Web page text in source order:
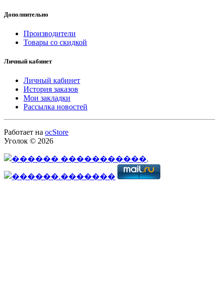
Дополнительно
Производители
Товары со скидкой
Личный кабинет
Личный кабинет
История заказов
Мои закладки
Рассылка новостей
Работает на ocStore
Уголок © 2026
.